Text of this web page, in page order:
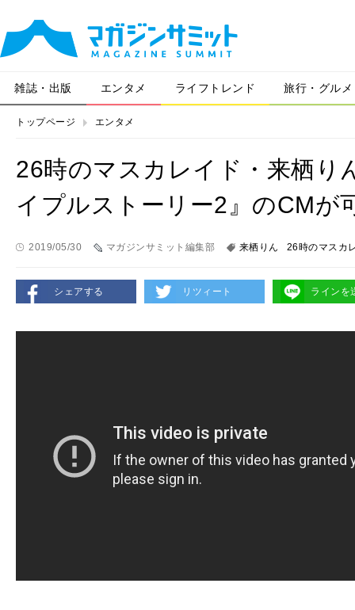
雑誌・出版 エンタメ ライフトレンド 旅行・グルメ
トップページ エンタメ
26時のマスカレイド・来栖り
イプルストーリー2』のCMが
2019/05/30 マガジンサミット編集部 来栖りん 26時のマスカ
シェアする リツィート ラインを